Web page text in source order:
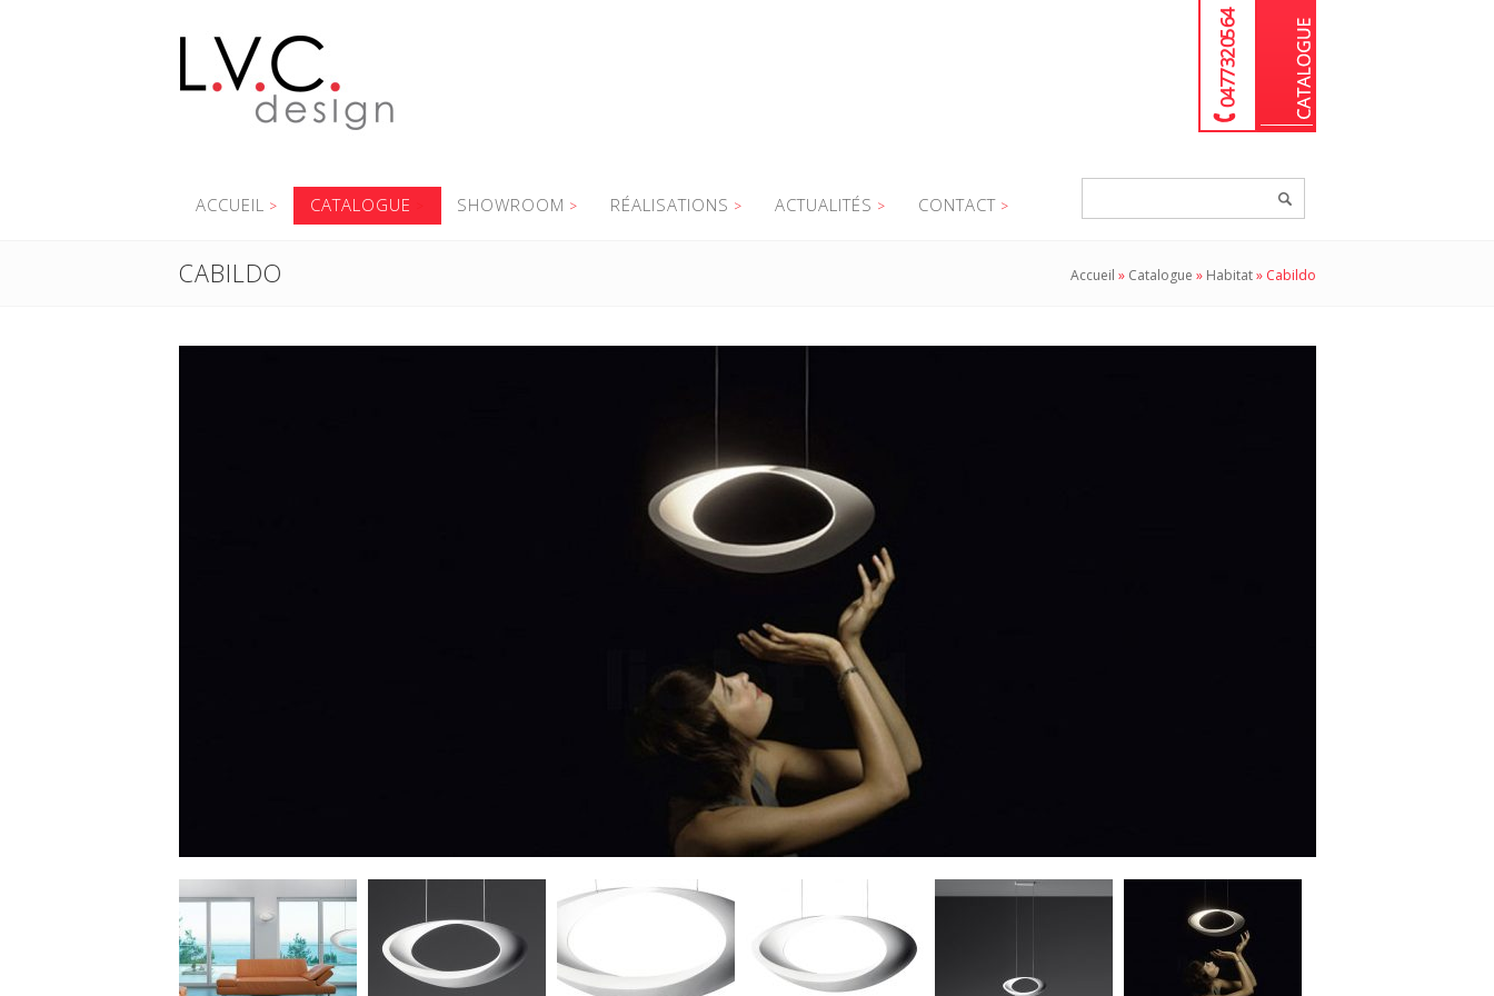
04 77 32 05 64
ACCUEIL CATALOGUE SHOWROOM RÉALISATIONS ACTUALITÉS CONTACT
CABILDO Accueil » Catalogue » Habitat» Cabildo